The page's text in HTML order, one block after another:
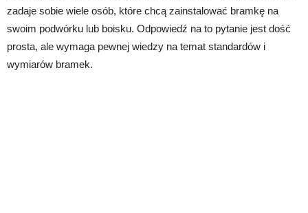
zadaje sobie wiele osób, które chcą zainstalować bramkę na
swoim podwórku lub boisku. Odpowiedź na to pytanie jest dość
prosta, ale wymaga pewnej wiedzy na temat standardów i
wymiarów bramek.